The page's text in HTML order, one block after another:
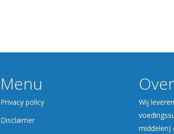
Menu
Privacy policy
Disclaimer
Wij
middelen)